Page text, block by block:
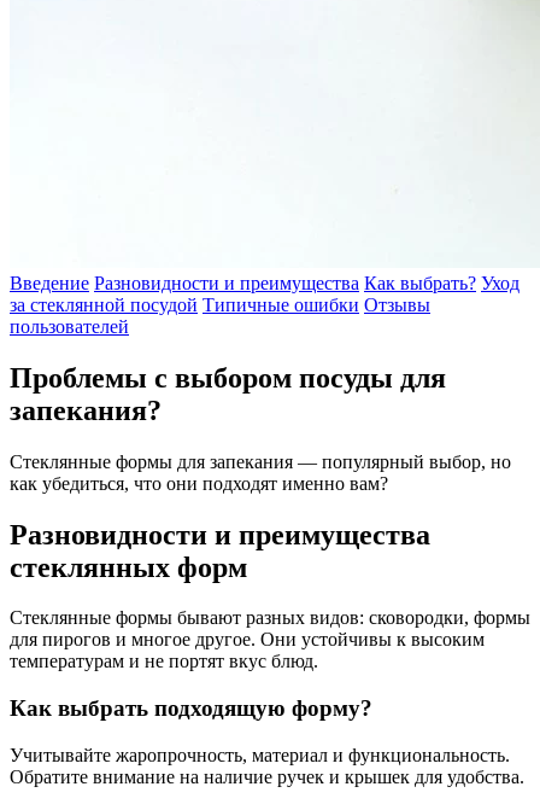
Введение Разновидности и преимущества Как выбрать? Уход
за стеклянной посудой Типичные ошибки Отзывы
пользователей
Проблемы с выбором посуды для
запекания?
Стеклянные формы для запекания — популярный выбор, но
как убедиться, что они подходят именно вам?
Разновидности и преимущества
стеклянных форм
Стеклянные формы бывают разных видов: сковородки, формы
для пирогов и многое другое. Они устойчивы к высоким
температурам и не портят вкус блюд.
Как выбрать подходящую форму?
Учитывайте жаропрочность, материал и функциональность.
Обратите внимание на наличие ручек и крышек для удобства.